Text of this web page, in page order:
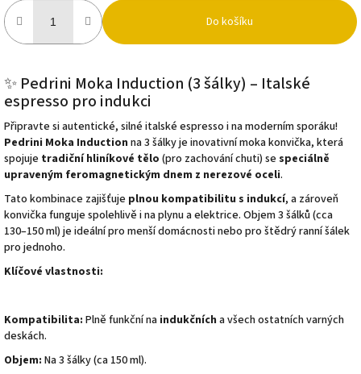
Do košíku
✨ Pedrini Moka Induction (3 šálky) – Italské
espresso pro indukci
Připravte si autentické, silné italské espresso i na moderním sporáku!
Pedrini Moka Induction na 3 šálky je inovativní moka konvička, která
spojuje tradiční hliníkové tělo (pro zachování chuti) se speciálně
upraveným feromagnetickým dnem z nerezové oceli.
Tato kombinace zajišťuje plnou kompatibilitu s indukcí, a zároveň
konvička funguje spolehlivě i na plynu a elektrice. Objem 3 šálků (cca
130–150 ml) je ideální pro menší domácnosti nebo pro štědrý ranní šálek
pro jednoho.
Klíčové vlastnosti:
Kompatibilita: Plně funkční na indukčních a všech ostatních varných
deskách.
Objem: Na 3 šálky (ca 150 ml).